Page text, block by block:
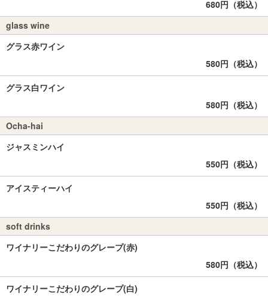
680円（税込）
glass wine
グラス赤ワイン
580円（税込）
グラス白ワイン
580円（税込）
Ocha-hai
ジャスミンハイ
550円（税込）
アイスティーハイ
550円（税込）
soft drinks
ワイナリーこだわりのグレープ(赤)
580円（税込）
ワイナリーこだわりのグレープ(白)